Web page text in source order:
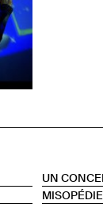
UN
MISOPÉDIE